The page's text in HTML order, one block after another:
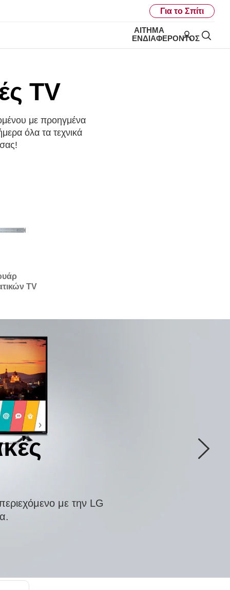
Για το Σπίτι
ΑΊΤΗΜΑ
ΕΝΔΙΑΦΈΡΟΝΤΟΣMy LG
TV
με προηγμένα
όλα τα τεχνικά
TV